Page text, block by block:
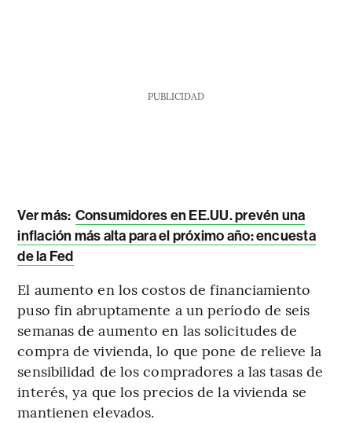
PUBLICIDAD
Ver más: Consumidores en EE.UU. prevén una
inflación más alta para el próximo año: encuesta
de la Fed
El aumento en los costos de financiamiento
puso fin abruptamente a un período de seis
semanas de aumento en las solicitudes de
compra de vivienda, lo que pone de relieve la
sensibilidad de los compradores a las tasas de
interés, ya que los precios de la vivienda se
mantienen elevados.